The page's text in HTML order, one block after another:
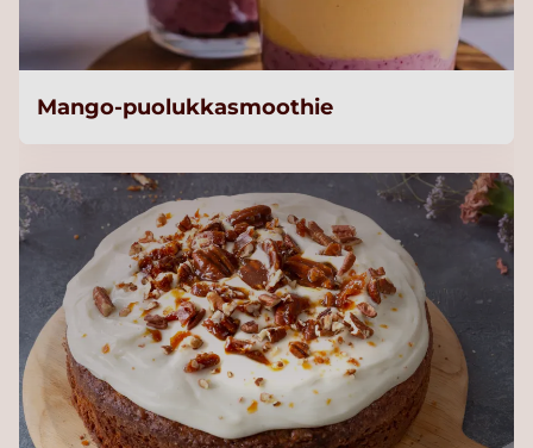
Mango-puolukkasmoothie